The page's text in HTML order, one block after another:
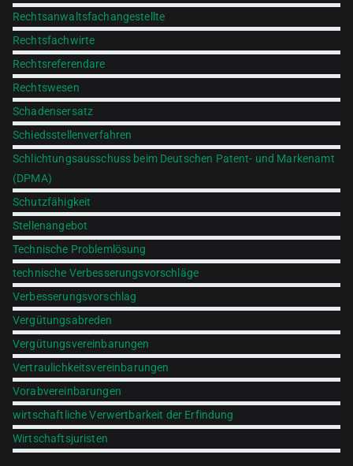
Rechtsanwaltsfachangestellte
Rechtsfachwirte
Rechtsreferendare
Rechtswesen
Schadensersatz
Schiedsstellenverfahren
Schlichtungsausschuss beim Deutschen Patent- und Markenamt
(DPMA)
Schutzfähigkeit
Stellenangebot
Technische Problemlösung
technische Verbesserungsvorschläge
Verbesserungsvorschlag
Vergütungsabreden
Vergütungsvereinbarungen
Vertraulichkeitsvereinbarungen
Vorabvereinbarungen
wirtschaftliche Verwertbarkeit der Erfindung
Wirtschaftsjuristen